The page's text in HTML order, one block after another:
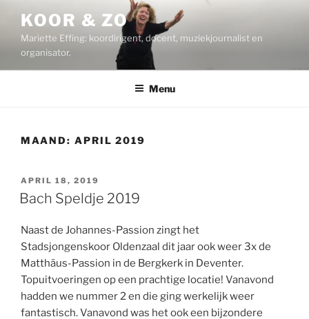
inhoud
KOOR & ZO
Mariette Effing: koordirigent, docent, muziekjournalist en
organisator.
Menu
MAAND: APRIL 2019
GEPLAATST
OP
APRIL 18, 2019
Bach Speldje 2019
Naast de Johannes-Passion zingt het
Stadsjongenskoor Oldenzaal dit jaar ook weer 3x de
Matthäus-Passion in de Bergkerk in Deventer.
Topuitvoeringen op een prachtige locatie! Vanavond
hadden we nummer 2 en die ging werkelijk weer
fantastisch. Vanavond was het ook een bijzondere